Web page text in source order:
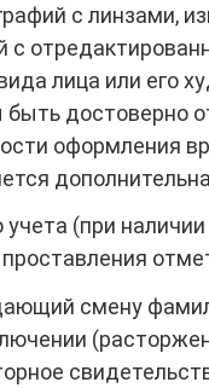
с линзами,
с
лица или его
достоверно
оформления
(при
смену